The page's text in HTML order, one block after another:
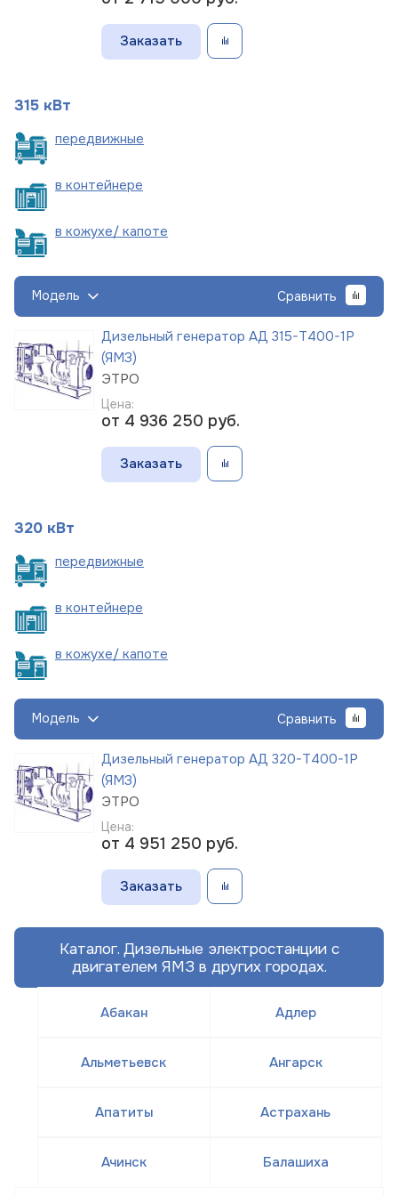
Заказать
315 кВт
передвижные
в контейнере
в кожухе/ капоте
Модель Сравнить
Дизельный генератор АД 315-Т400-1Р
(ЯМЗ)
ЭТРО
Цена:
от 4 936 250 руб.
Заказать
320 кВт
передвижные
в контейнере
в кожухе/ капоте
Модель Сравнить
Дизельный генератор АД 320-Т400-1Р
(ЯМЗ)
ЭТРО
Цена:
от 4 951 250 руб.
Заказать
Каталог. Дизельные электростанции с
двигателем ЯМЗ в других городах.
Абакан Адлер
Альметьевск Ангарск
Апатиты Астрахань
Ачинск Балашиха